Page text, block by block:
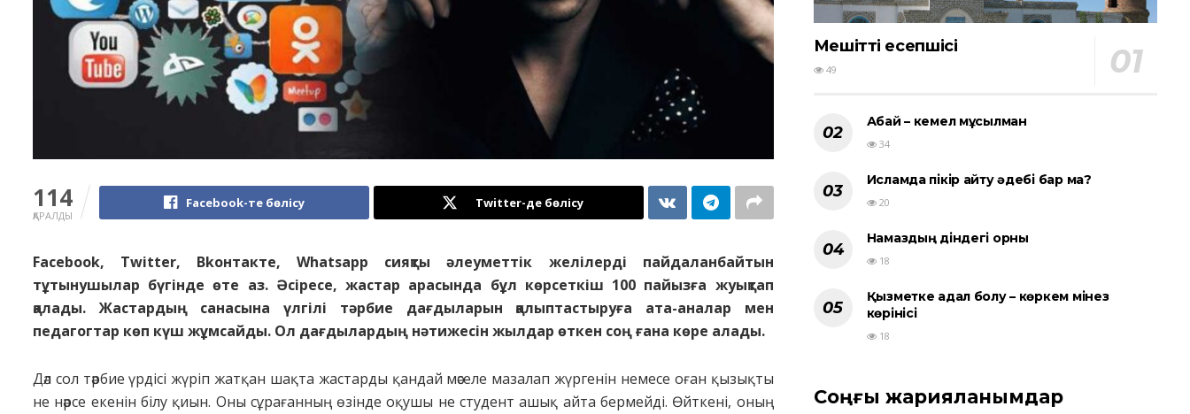
114
ҚАРАЛДЫ
Facebook-те бөлісу Twitter-де бөлісу
Facebook, Twitter, Bkонтакте, Whatsapp сияқты әлеуметтік желілерді пайдаланбайтын
тұтынушылар бүгінде өте аз. Әсіресе, жастар арасында бұл көрсеткіш 100 пайызға жуықтап
қалады. Жастардың санасына үлгілі тәрбие дағдыларын қалыптастыруға ата-аналар мен
педагогтар көп күш жұмсайды. Ол дағдылардың нәтижесін жылдар өткен соң ғана көре алады.
Дәл сол тәрбие үрдісі жүріп жатқан шақта жастарды қандай мәселе мазалап жүргенін немесе оған қызықты
не нәрсе екенін білу қиын. Оны сұрағанның өзінде оқушы не студент ашық айта бермейді. Өйткені, оның
Мешіттің есепшісі
49
Абай – кемел мұсылман
34
Исламда пікір айту әдебі бар ма?
20
Намаздың діндегі орны
18
Қызметке адал болу – көркем мінез
көрінісі
18
Соңғы жарияланымдар